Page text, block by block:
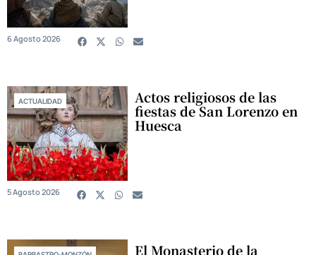
6 Agosto 2026
ACTUALIDAD Actos religiosos de las
fiestas de San Lorenzo en
Huesca
5 Agosto 2026
El Monasterio de la